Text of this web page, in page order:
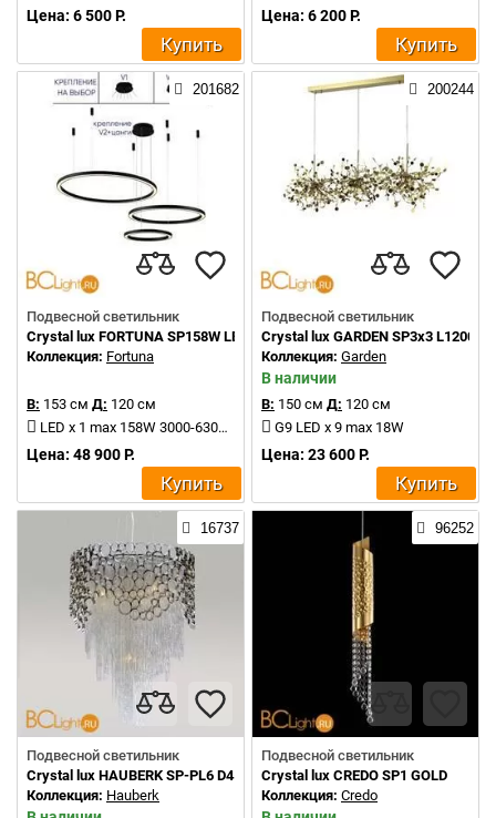
Цена: 6 500 Р.
Купить
Цена: 6 200 Р.
Купить
201682
Подвесной светильник
Crystal lux FORTUNA SP158W LED BLACK
Коллекция: Fortuna
В: 153 см Д: 120 см
LED x 1 max 158W 3000-6300K 9600Lm
Цена: 48 900 Р.
Купить
200244
Подвесной светильник
Crystal lux GARDEN SP3х3 L1200
Коллекция: Garden
В наличии
В: 150 см Д: 120 см
G9 LED x 9 max 18W
Цена: 23 600 Р.
Купить
16737
Подвесной светильник
Crystal lux HAUBERK SP-PL6 D45
Коллекция: Hauberk
96252
Подвесной светильник
Crystal lux CREDO SP1 GOLD
Коллекция: Credo